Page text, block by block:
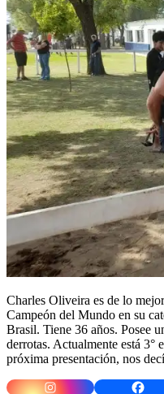
Charles Oliveira es de lo
Campeón del Mundo en su
Brasil. Tiene 36 años. Posee
derrotas. Actualmente está 3°
próxima presentación, nos